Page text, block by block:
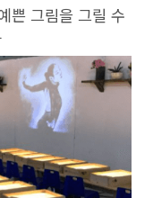
쁜 그림을 그릴 수